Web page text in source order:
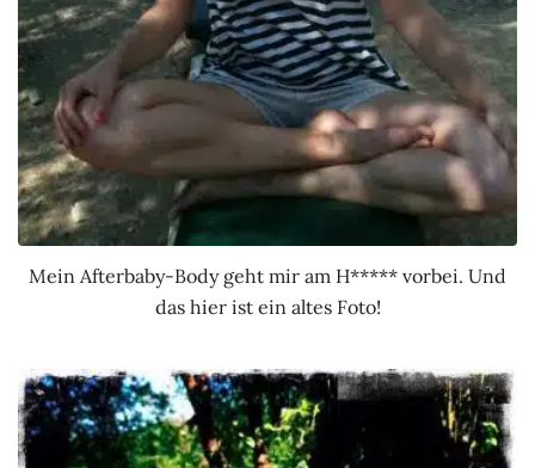
Mein Afterbaby-Body geht mir am H***** vorbei. Und
das hier ist ein altes Foto!